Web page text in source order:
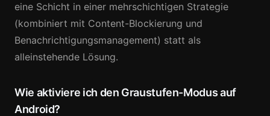
eine Schicht in einer mehrschichtigen Strategie
(kombiniert mit Content-Blockierung und
Benachrichtigungsmanagement) statt als
alleinstehende Lösung.
Wie aktiviere ich den Graustufen-Modus auf
Android?